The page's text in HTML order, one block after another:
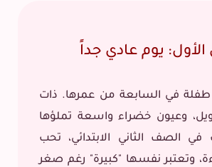
يوم عادي جداً
طفلة في السابعة من عمرها. ذات
وعيون خضراء واسعة تملؤها
في الصف الثاني الابتدائي، تحب
وتعتبر نفسها "كبيرة" رغم صغر